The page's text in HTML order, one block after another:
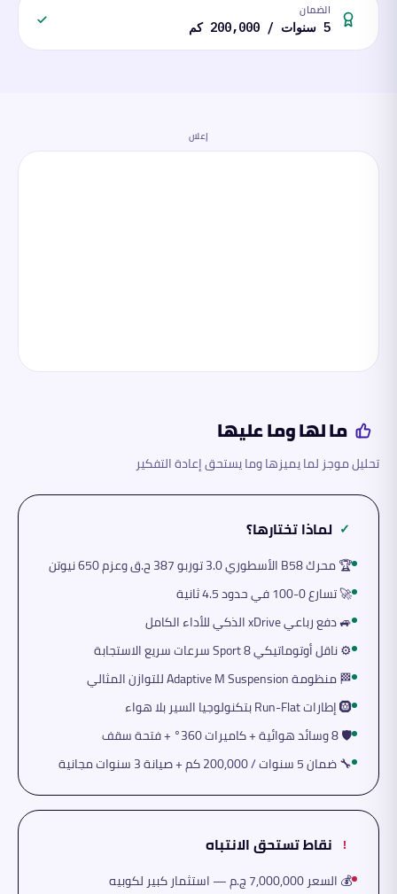
الضمان
5 سنوات / 200,000 كم
إعلان
ما لها وما عليها
تحليل موجز لما يميزها وما يستحق إعادة التفكير
✓ لماذا تختارها؟
🏆 محرك B58 الأسطوري 3.0 توربو 387 ح.ق وعزم 650 نيوتن
🚀 تسارع 0-100 في حدود 4.5 ثانية
🚙 دفع رباعي xDrive الذكي للأداء الكامل
⚙️ ناقل أوتوماتيكي Sport 8 سرعات سريع الاستجابة
🏁 منظومة Adaptive M Suspension للتوازن المثالي
🛞 إطارات Run-Flat بتكنولوجيا السير بلا هواء
🛡️ 8 وسائد هوائية + كاميرات 360° + فتحة سقف
🔧 ضمان 5 سنوات / 200,000 كم + صيانة 3 سنوات مجانية
! نقاط تستحق الانتباه
💰 السعر 7,000,000 ج.م — استثمار كبير لكوبيه